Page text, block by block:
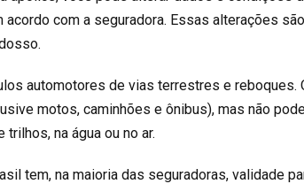
com a seguradora. Essas alterações são
automotores de vias terrestres e reboques.
motos, caminhões e ônibus), mas não
na água ou no ar.
tem, na maioria das seguradoras, validade